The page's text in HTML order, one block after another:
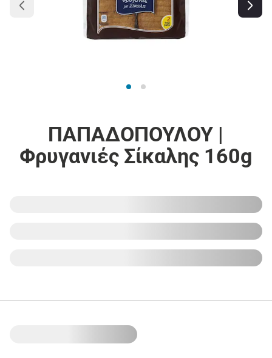
ΠΑΠΑΔΟΠΟΥΛΟΥ |
Φρυγανιές Σίκαλης 160g